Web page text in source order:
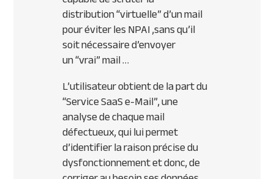
distribution“virtuelle”d’un mail
pour éviter lesNPAI,sans qu’il
soit nécessaire d’envoyer
un“vrai”mail …
L’utilisateur obtient de la part du
“Service SaaS e-Mail”, une
analyse de chaque mail
défectueux, qui lui permet
d’identifier la raison précise du
dysfonctionnement et donc, de